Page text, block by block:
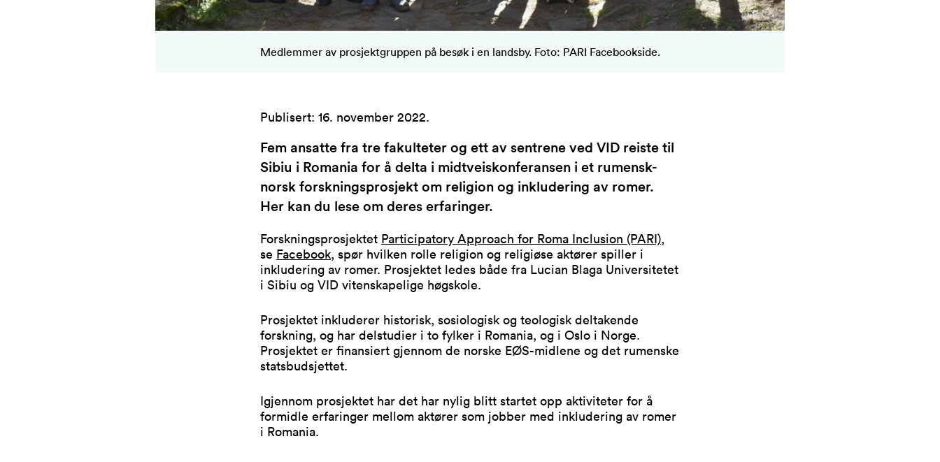
Medlemmer av prosjektgruppen på besøk i en landsby. Foto: PARI Facebookside.
Publisert: 16. november 2022.
Fem ansatte fra tre fakulteter og ett av sentrene ved VID reiste til
Sibiu i Romania for å delta i midtveiskonferansen i et rumensk-
norsk forskningsprosjekt om religion og inkludering av romer.
Her kan du lese om deres erfaringer.
Forskningsprosjektet Participatory Approach for Roma Inclusion (PARI),
se Facebook, spør hvilken rolle religion og religiøse aktører spiller i
inkludering av romer. Prosjektet ledes både fra Lucian Blaga Universitetet
i Sibiu og VID vitenskapelige høgskole.
Prosjektet inkluderer historisk, sosiologisk og teologisk deltakende
forskning, og har delstudier i to fylker i Romania, og i Oslo i Norge.
Prosjektet er finansiert gjennom de norske EØS-midlene og det rumenske
statsbudsjettet.
Igjennom prosjektet har det har nylig blitt startet opp aktiviteter for å
formidle erfaringer mellom aktører som jobber med inkludering av romer
i Romania.